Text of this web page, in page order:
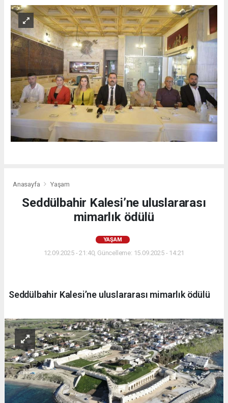
Anasayfa Yaşam
Seddülbahir Kalesi’ne uluslararası
mimarlık ödülü
YAŞAM
12.09.2025 - 21:40, Güncelleme: 15.09.2025 - 14:21
Seddülbahir Kalesi’ne uluslararası mimarlık ödülü